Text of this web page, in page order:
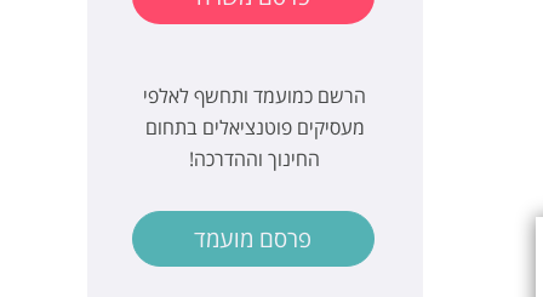
הרשם כמועמד ותחשף לאלפי
מעסיקים פוטנציאלים בתחום
החינוך וההדרכה!
פרסם מועמד